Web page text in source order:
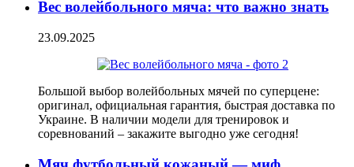
Вес волейбольного мяча: что важно знать
23.09.2025
Большой выбор волейбольных мячей по суперцене:
оригинал, официальная гарантия, быстрая доставка по
Украине. В наличии модели для тренировок и
соревнований – закажите выгодно уже сегодня!